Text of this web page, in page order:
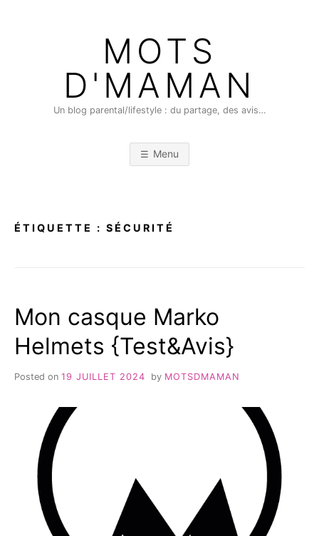
MOTS
D'MAMAN
Un blog parental/lifestyle : du partage, des avis…
Menu
ÉTIQUETTE : SÉCURITÉ
Mon casque Marko
Helmets {Test&Avis}
Posted on 19 JUILLET 2024 by MOTSDMAMAN